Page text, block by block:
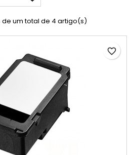
de um total de 4 artigo(s)
favorite_border